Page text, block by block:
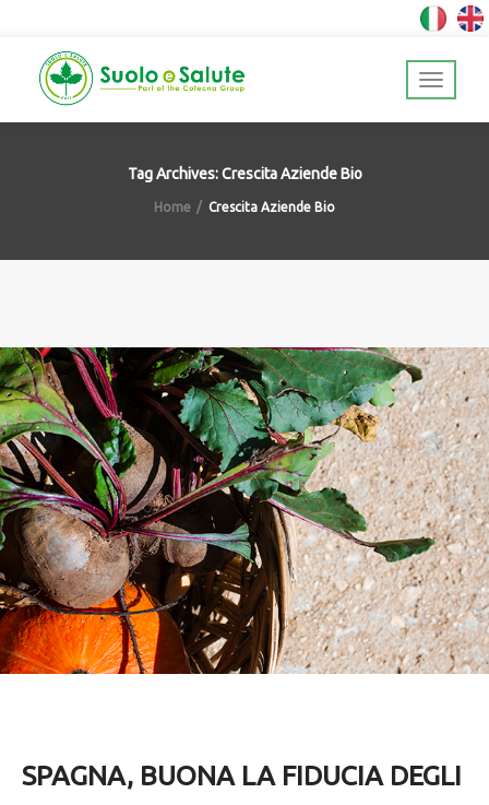
Tag Archives: Crescita Aziende Bio
Home Crescita Aziende Bio
SPAGNA, BUONA LA FIDUCIA DEGLI